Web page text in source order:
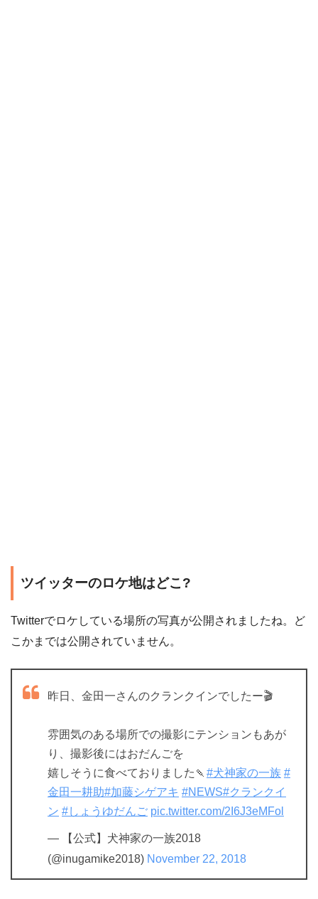
ツイッターのロケ地はどこ?
Twitterでロケしている場所の写真が公開されましたね。ど
こかまでは公開されていません。
昨日、金田一さんのクランクインでしたー🎬
雰囲気のある場所での撮影にテンションもあが
り、撮影後にはおだんごを
嬉しそうに食べておりました🍡 #犬神家の一族 #
金田一耕助#加藤シゲアキ #NEWS#クランクイ
ン #しょうゆだんご pic.twitter.com/2I6J3eMFol
— 【公式】犬神家の一族2018
(@inugamike2018) November 22, 2018